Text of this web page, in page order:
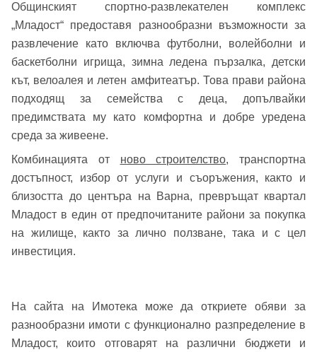
Вход с Facebook
Общинският спортно-развлекателен комплекс
„Младост“ предоставя разнообразни възможности за
развлечение като включва футболни, волейболни и
баскетболни игрища, зимна ледена пързалка, детски
кът, велоалея и летен амфитеатър. Това прави района
подходящ за семейства с деца, допълвайки
предимствата му като комфортна и добре уредена
среда за живеене.
Комбинацията от ново строителство, транспортна
достъпност, избор от услуги и съоръжения, както и
близостта до центъра на Варна, превръщат квартал
Младост в един от предпочитаните райони за покупка
на жилище, както за лично ползване, така и с цел
инвестиция.
На сайта на Имотека може да откриете обяви за
разнообразни имоти с функционално разпределение в
Младост, които отговарят на различни бюджети и